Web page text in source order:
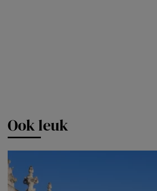
Ook leuk